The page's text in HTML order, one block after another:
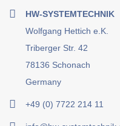
HW-SYSTEMTECHNIK
Wolfgang Hettich e.K.
Triberger Str. 42
78136 Schonach
Germany
+49 (0) 7722 214 11